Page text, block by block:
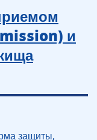
и
защиты,